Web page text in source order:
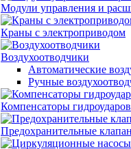
Модули управления и
Краны с электроприводом
Воздухоотводчики
Автоматические
Ручные
Компенсаторы гидроударов
Предохранительные